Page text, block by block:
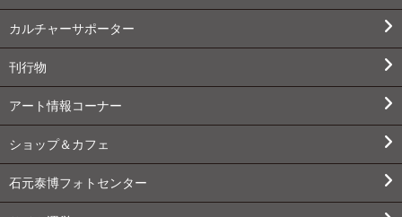
カルチャーサポーター
刊行物
アート情報コーナー
ショップ＆カフェ
石元泰博フォトセンター